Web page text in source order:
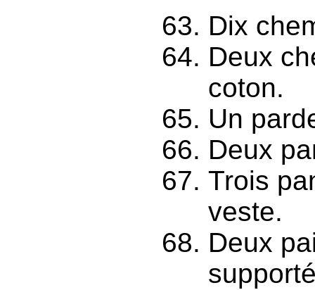
Dix
Deux
coton.
Un
Deux
Trois
veste.
Deux